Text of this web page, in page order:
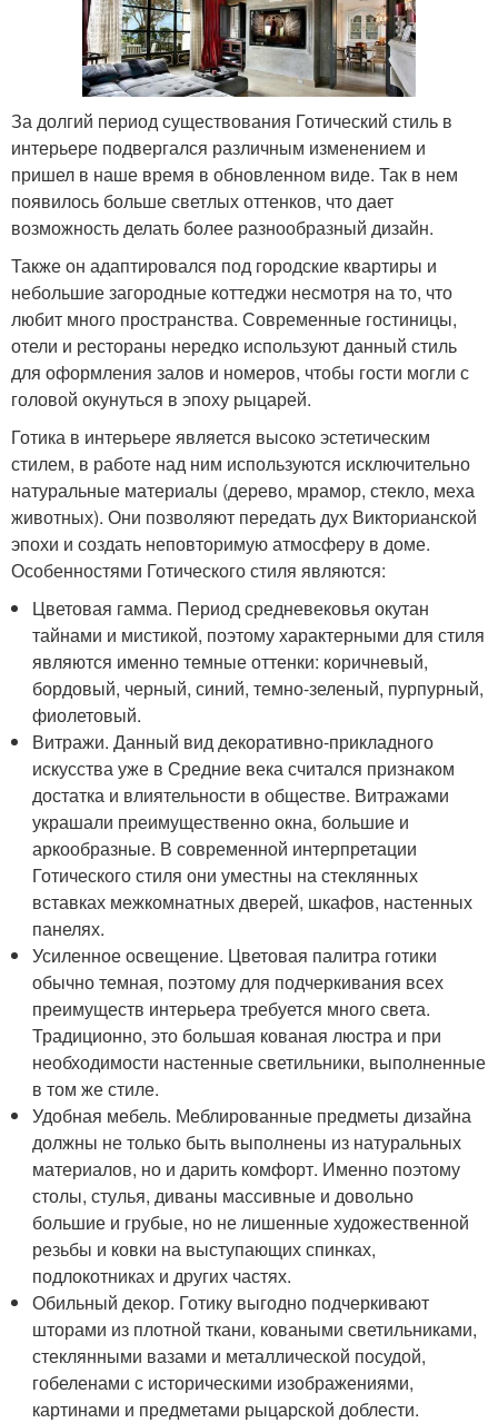
За долгий период существования Готический стиль в
интерьере подвергался различным изменением и
пришел в наше время в обновленном виде. Так в нем
появилось больше светлых оттенков, что дает
возможность делать более разнообразный дизайн.
Также он адаптировался под городские квартиры и
небольшие загородные коттеджи несмотря на то, что
любит много пространства. Современные гостиницы,
отели и рестораны нередко используют данный стиль
для оформления залов и номеров, чтобы гости могли с
головой окунуться в эпоху рыцарей.
Готика в интерьере является высоко эстетическим
стилем, в работе над ним используются исключительно
натуральные материалы (дерево, мрамор, стекло, меха
животных). Они позволяют передать дух Викторианской
эпохи и создать неповторимую атмосферу в доме.
Особенностями Готического стиля являются:
Цветовая гамма. Период средневековья окутан
тайнами и мистикой, поэтому характерными для стиля
являются именно темные оттенки: коричневый,
бордовый, черный, синий, темно-зеленый, пурпурный,
фиолетовый.
Витражи. Данный вид декоративно-прикладного
искусства уже в Средние века считался признаком
достатка и влиятельности в обществе. Витражами
украшали преимущественно окна, большие и
аркообразные. В современной интерпретации
Готического стиля они уместны на стеклянных
вставках межкомнатных дверей, шкафов, настенных
панелях.
Усиленное освещение. Цветовая палитра готики
обычно темная, поэтому для подчеркивания всех
преимуществ интерьера требуется много света.
Традиционно, это большая кованая люстра и при
необходимости настенные светильники, выполненные
в том же стиле.
Удобная мебель. Меблированные предметы дизайна
должны не только быть выполнены из натуральных
материалов, но и дарить комфорт. Именно поэтому
столы, стулья, диваны массивные и довольно
большие и грубые, но не лишенные художественной
резьбы и ковки на выступающих спинках,
подлокотниках и других частях.
Обильный декор. Готику выгодно подчеркивают
шторами из плотной ткани, коваными светильниками,
стеклянными вазами и металлической посудой,
гобеленами с историческими изображениями,
картинами и предметами рыцарской доблести.